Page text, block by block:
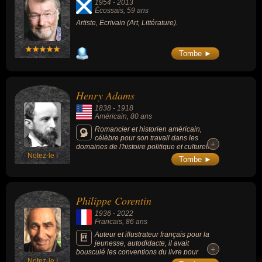
1954 - 2013
Écossais, 59 ans
Artiste, Écrivain (Art, Littérature).
Tombe ►
Notez-le !
Henry Adams
1838 - 1918
Américain , 80 ans
Romancier et historien américain,
célèbre pour son travail dans les
domaines de l'histoire politique et culturelle
américaine du XIXe siècle et pour son livre
"The Education of Henry Adams", qui a
+
+
Tombe ►
Philippe Corentin
1936 - 2022
Francais, 86 ans
Auteur et illustrateur français pour la
jeunesse, autodidacte, il avait
bousculé les conventions du livre pour
+
+